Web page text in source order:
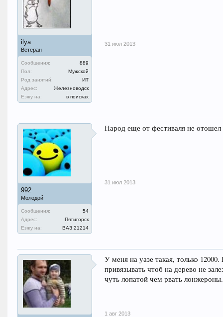
ilya
Ветеран
Сообщения:
889
Пол:
Мужской
Род занятий:
ИТ
Адрес:
Железноводск
Езжу на:
в поисках
31 июл 2013
992
Молодой
Сообщения:
54
Адрес:
Пятигорск
Езжу на:
ВАЗ 21214
Народ еще от фестиваля не отошел
31 июл 2013
У меня на уазе такая, только
привязывать чтоб на дерево не
чуть лопатой чем рвать лонжероны.
1 авг 2013